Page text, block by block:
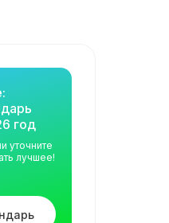
год
уточните
лучшее!